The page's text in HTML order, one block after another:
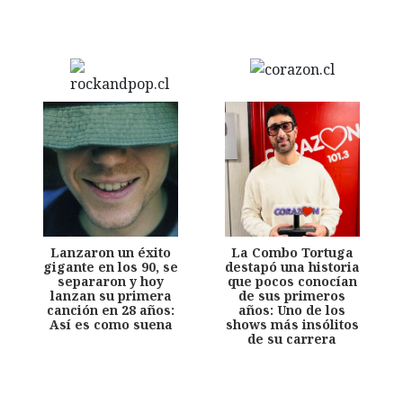
Lanzaron un éxito
gigante en los 90, se
separaron y hoy
lanzan su primera
canción en 28 años:
Así es como suena
La Combo Tortuga
destapó una historia
que pocos conocían
de sus primeros
años: Uno de los
shows más insólitos
de su carrera